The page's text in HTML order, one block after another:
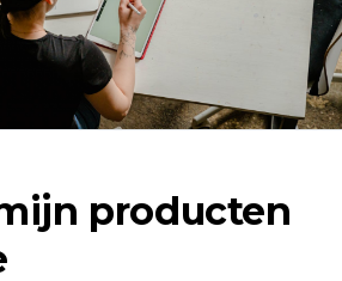
producten